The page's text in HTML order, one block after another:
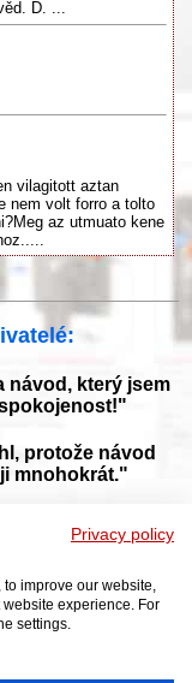
D. ...
vilagitott aztan
nem volt forro a tolto
az utmuato kene
návod, který jsem
protože návod
mnohokrát."
knihovně, manuály a
Privacy policy
improve our website,
experience. For
settings.